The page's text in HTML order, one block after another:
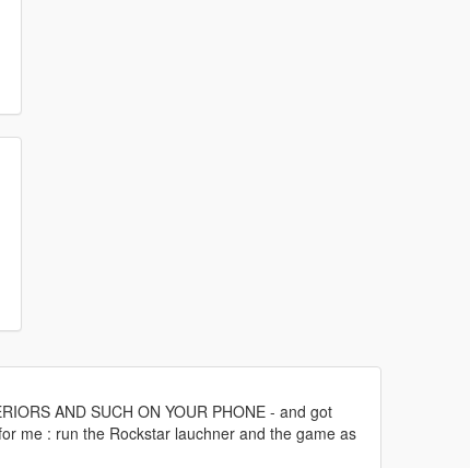
AND SUCH ON YOUR PHONE - and got
me : run the Rockstar lauchner and the game as